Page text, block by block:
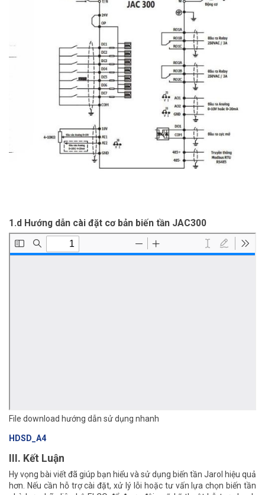
1.d Hướng dẫn cài đặt cơ bản biến tần JAC300
File download hướng dẫn sử dụng nhanh
HDSD_A4
III. Kết Luận
Hy vọng bài viết đã giúp bạn hiểu và sử dụng biến tần Jarol hiệu quả
hơn. Nếu cần hỗ trợ cài đặt, xử lý lỗi hoặc tư vấn lựa chọn biến tần